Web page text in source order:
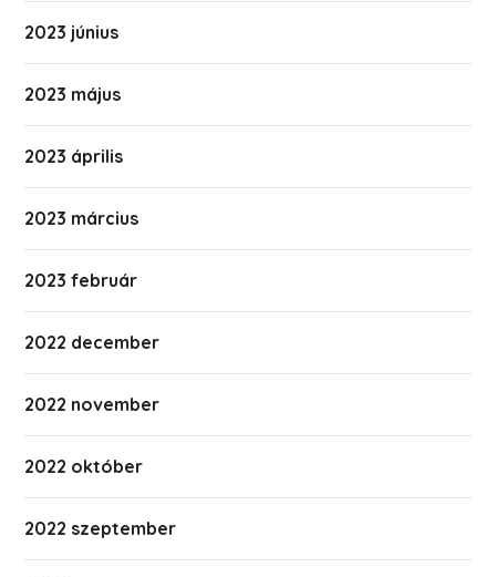
2023 június
2023 május
2023 április
2023 március
2023 február
2022 december
2022 november
2022 október
2022 szeptember